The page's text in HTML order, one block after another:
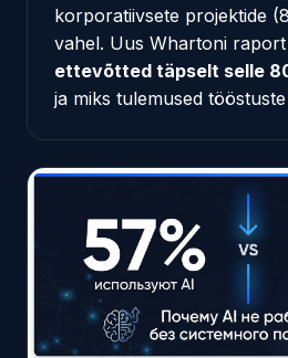
korporatiivsete projektide
vahel. Uus Whartoni
ettevõtted täpselt selle
ja miks tulemused